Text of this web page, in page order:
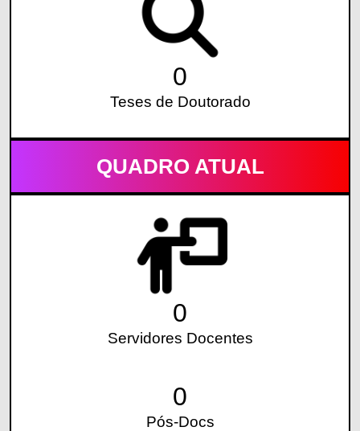
0
Teses de Doutorado
QUADRO ATUAL
0
Servidores Docentes
0
Pós-Docs